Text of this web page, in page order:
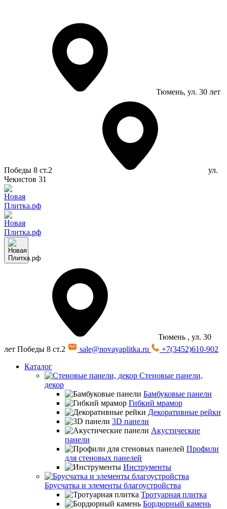
Тюмень, ул. 30 лет
Победы 8 ст.2
ул.
Чекистов 31
Тюмень , ул. 30
лет Победы 8 ст.2
sale@novayaplitka.ru
+7(3452)610-902
Каталог
Стеновые панели,
декор
Бамбуковые панели
Гибкий мрамор
Декоративные рейки
3D панели
Акустические
панели
Профили
для стеновых панелей
Инструменты
Брусчатка и элементы благоустройства
Тротуарная плитка
Бордюрный камень